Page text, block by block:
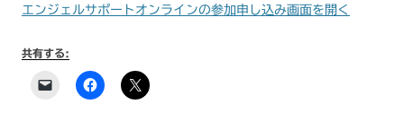
エンジェルサポートオンラインの参加申し込み画面を開く
共有する: